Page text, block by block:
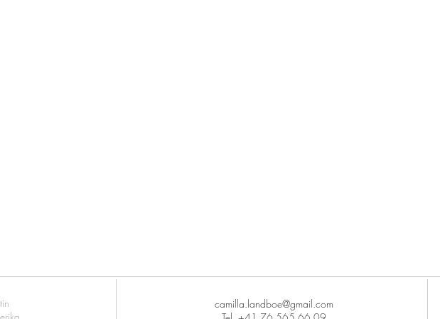
camilla.landboe@gmail.com